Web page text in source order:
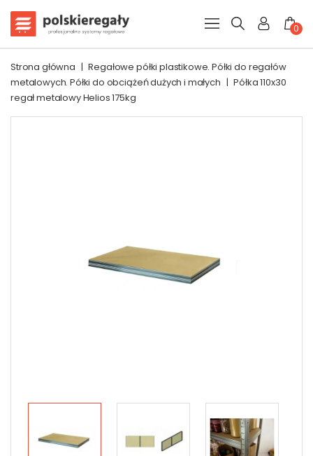
0
Strona główna | Regałowe półki plastikowe. Półki do regałów
metalowych. Półki do obciążeń dużych i małych | Półka 110x30
regał metalowy Helios 175kg